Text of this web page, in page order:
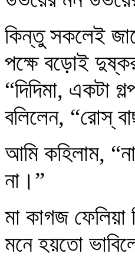
কিন্তু সকলেই
পক্ষে বড়োই
“দিদিমা, একটা
বলিলেন, “রোস্‌
আমি কহিলাম,
না।”
মা কাগজ ফেলিয়া
মনে হয়তো